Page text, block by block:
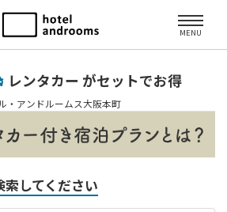
MENU
レンタカー がセットでお得
・アンドルームス大阪本町
してください